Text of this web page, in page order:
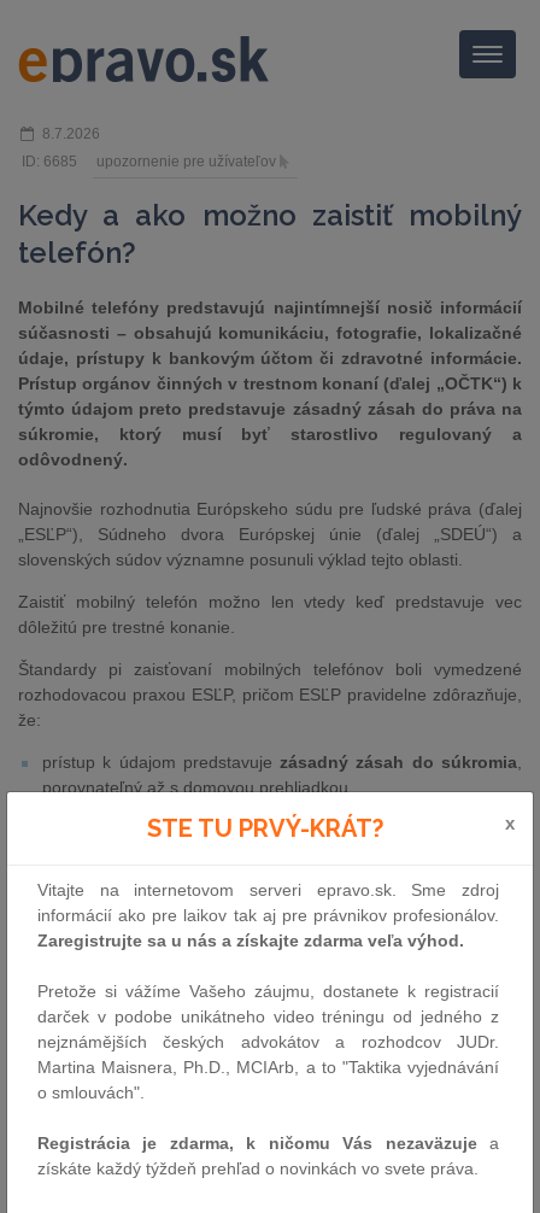
Menu
8.7.2026
ID: 6685
upozornenie pre užívateľov
Kedy a ako možno zaistiť mobilný
telefón?
Mobilné telefóny predstavujú najintímnejší nosič informácií
súčasnosti – obsahujú komunikáciu, fotografie, lokalizačné
údaje, prístupy k bankovým účtom či zdravotné informácie.
Prístup orgánov činných v trestnom konaní (ďalej „OČTK“) k
týmto údajom preto predstavuje zásadný zásah do práva na
súkromie, ktorý musí byť starostlivo regulovaný a
odôvodnený.
Najnovšie rozhodnutia Európskeho súdu pre ľudské práva (ďalej
„ESĽP“), Súdneho dvora Európskej únie (ďalej „SDEÚ“) a
slovenských súdov významne posunuli výklad tejto oblasti.
Zaistiť mobilný telefón možno len vtedy keď predstavuje vec
dôležitú pre trestné konanie.
Štandardy pi zaisťovaní mobilných telefónov boli vymedzené
rozhodovacou praxou ESĽP, pričom ESĽP pravidelne zdôrazňuje,
že:
prístup k údajom predstavuje zásadný zásah do súkromia
porovnateľný až s domovou prehliadkou,
zásah musí byťzaložený na zákone,
Za bezproblémové ESĽP považuje situácie, keď je mobil zaistený
pri domovej alebo inej prehliadke nariaďovanej súdom, alebo keď
V takomto prípade nie je potrebné žiadať o ďalší osobitný príkaz
a súhlas k zaisteniu mobilného telefónu zo strany súdu
a prokuratúry. Inými slovami povedané pri mobile zaistenom v
rámci domovej prehliadky nariadenej súdom, je súhlas so
vstupom do zariadenia je
Problém nastáva v prípadoch, keď je mobil zaistený mimo
domovej alebo inej prehliadky bez súdneho príkazu. V takomto
STE TU PRVÝ-KRÁT? x
Vitajte na internetovom serveri epravo.sk. Sme zdroj
informácií ako pre laikov tak aj pre právnikov profesionálov.
Zaregistrujte sa u nás a získajte zdarma veľa výhod.
Pretože si vážíme Vašeho záujmu, dostanete k registracií
darček v podobe unikátneho video tréningu od jedného z
nejznámějších českých advokátov a rozhodcov JUDr.
Martina Maisnera, Ph.D., MCIArb, a to "Taktika vyjednávání
o smlouvách".
Registrácia je zdarma, k ničomu Vás nezaväzujea
získáte každý týždeň prehľad o novinkách vo svete práva.